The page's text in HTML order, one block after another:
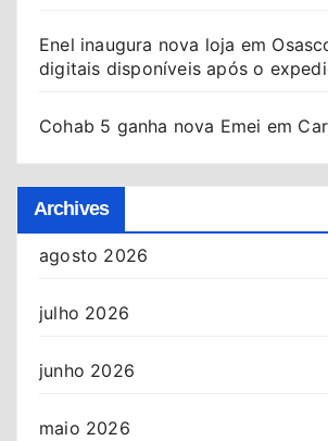
Enel inaugura nova loja em
digitais disponíveis após o
Cohab 5 ganha nova Emei em
Archives
agosto 2026
julho 2026
junho 2026
maio 2026